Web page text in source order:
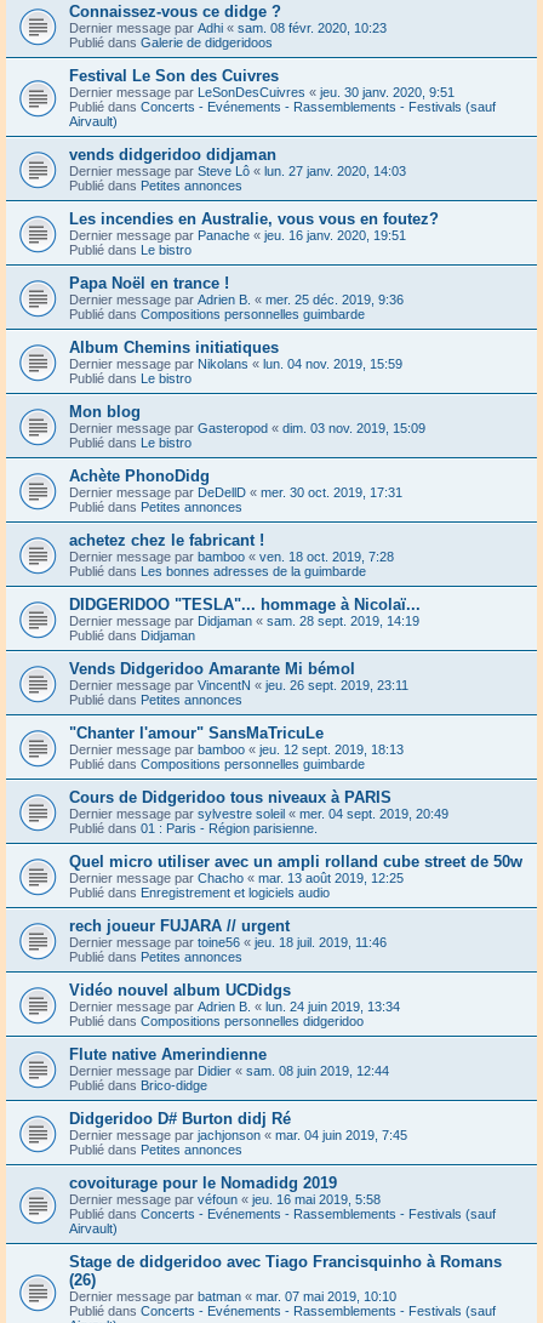
Connaissez-vous ce didge ?
Dernier message par Adhi « sam. 08 févr. 2020, 10:23
Publié dans Galerie de didgeridoos
Festival Le Son des Cuivres
Dernier message par LeSonDesCuivres « jeu. 30 janv. 2020, 9:51
Publié dans Concerts - Evénements - Rassemblements - Festivals (sauf
Airvault)
vends didgeridoo didjaman
Dernier message par Steve Lô « lun. 27 janv. 2020, 14:03
Publié dans Petites annonces
Les incendies en Australie, vous vous en foutez?
Dernier message par Panache « jeu. 16 janv. 2020, 19:51
Publié dans Le bistro
Papa Noël en trance !
Dernier message par Adrien B. « mer. 25 déc. 2019, 9:36
Publié dans Compositions personnelles guimbarde
Album Chemins initiatiques
Dernier message par Nikolans « lun. 04 nov. 2019, 15:59
Publié dans Le bistro
Mon blog
Dernier message par Gasteropod « dim. 03 nov. 2019, 15:09
Publié dans Le bistro
Achète PhonoDidg
Dernier message par DeDellD « mer. 30 oct. 2019, 17:31
Publié dans Petites annonces
achetez chez le fabricant !
Dernier message par bamboo « ven. 18 oct. 2019, 7:28
Publié dans Les bonnes adresses de la guimbarde
DIDGERIDOO "TESLA"... hommage à Nicolaï...
Dernier message par Didjaman « sam. 28 sept. 2019, 14:19
Publié dans Didjaman
Vends Didgeridoo Amarante Mi bémol
Dernier message par VincentN « jeu. 26 sept. 2019, 23:11
Publié dans Petites annonces
"Chanter l'amour" SansMaTricuLe
Dernier message par bamboo « jeu. 12 sept. 2019, 18:13
Publié dans Compositions personnelles guimbarde
Cours de Didgeridoo tous niveaux à PARIS
Dernier message par sylvestre soleil « mer. 04 sept. 2019, 20:49
Publié dans 01 : Paris - Région parisienne.
Quel micro utiliser avec un ampli rolland cube street de 50w
Dernier message par Chacho « mar. 13 août 2019, 12:25
Publié dans Enregistrement et logiciels audio
rech joueur FUJARA // urgent
Dernier message par toine56 « jeu. 18 juil. 2019, 11:46
Publié dans Petites annonces
Vidéo nouvel album UCDidgs
Dernier message par Adrien B. « lun. 24 juin 2019, 13:34
Publié dans Compositions personnelles didgeridoo
Flute native Amerindienne
Dernier message par Didier « sam. 08 juin 2019, 12:44
Publié dans Brico-didge
Didgeridoo D# Burton didj Ré
Dernier message par jachjonson « mar. 04 juin 2019, 7:45
Publié dans Petites annonces
covoiturage pour le Nomadidg 2019
Dernier message par véfoun « jeu. 16 mai 2019, 5:58
Publié dans Concerts - Evénements - Rassemblements - Festivals (sauf
Airvault)
Stage de didgeridoo avec Tiago Francisquinho à Romans
(26)
Dernier message par batman « mar. 07 mai 2019, 10:10
Publié dans Concerts - Evénements - Rassemblements - Festivals (sauf